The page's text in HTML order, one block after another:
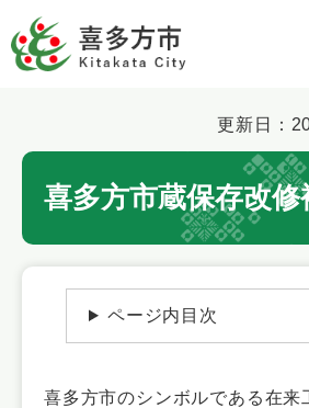
ー
ジ
文
更新日：
喜多方市蔵保存改修
ページ内目次
喜多方市のシンボルである在来